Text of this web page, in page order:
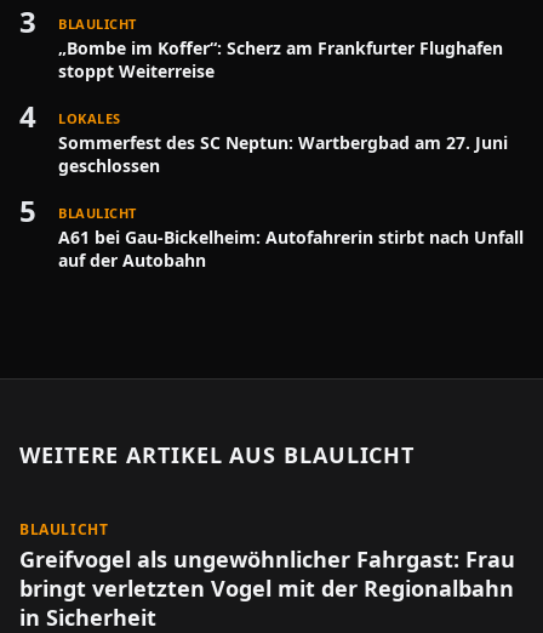
3 BLAULICHT
„Bombe im Koffer“: Scherz am Frankfurter Flughafen
stoppt Weiterreise
4 LOKALES
Sommerfest des SC Neptun: Wartbergbad am 27. Juni
geschlossen
5 BLAULICHT
A61 bei Gau-Bickelheim: Autofahrerin stirbt nach Unfall
auf der Autobahn
WEITERE ARTIKEL AUS BLAULICHT
BLAULICHT
Greifvogel als ungewöhnlicher Fahrgast: Frau
bringt verletzten Vogel mit der Regionalbahn
in Sicherheit